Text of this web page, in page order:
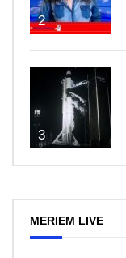
2
3
MERIEM LIVE